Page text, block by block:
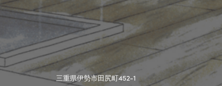
三重県伊勢市田尻町452-1